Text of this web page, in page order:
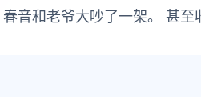
音和老爷大吵了一架。 甚